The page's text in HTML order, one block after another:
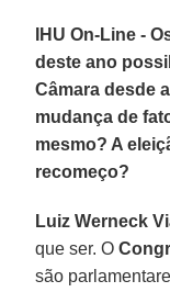
IHU On-Line -
deste ano
Câmara desde
mudança de
mesmo? A
recomeço?
Luiz Werneck
que ser. O
são